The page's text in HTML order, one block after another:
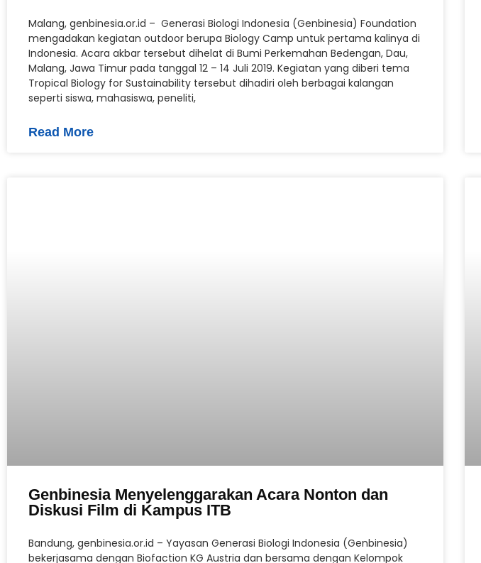
Malang, genbinesia.or.id – Generasi Biologi Indonesia (Genbinesia) Foundation
mengadakan kegiatan outdoor berupa Biology Camp untuk pertama kalinya di
Indonesia. Acara akbar tersebut dihelat di Bumi Perkemahan Bedengan, Dau,
Malang, Jawa Timur pada tanggal 12 – 14 Juli 2019. Kegiatan yang diberi tema
Tropical Biology for Sustainability tersebut dihadiri oleh berbagai kalangan
seperti siswa, mahasiswa, peneliti,
Read More
Genbinesia Menyelenggarakan Acara Nonton dan
Diskusi Film di Kampus ITB
Bandung, genbinesia.or.id – Yayasan Generasi Biologi Indonesia (Genbinesia)
bekerjasama dengan Biofaction KG Austria dan bersama dengan Kelompok